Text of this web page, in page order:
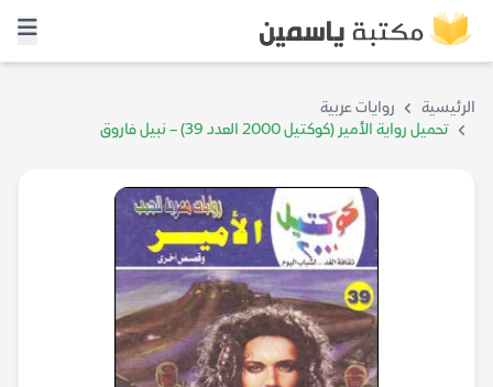
الرئيسية
روايات عربية
تحميل رواية الأمير (كوكتيل 2000 العدد 39) – نبيل فاروق